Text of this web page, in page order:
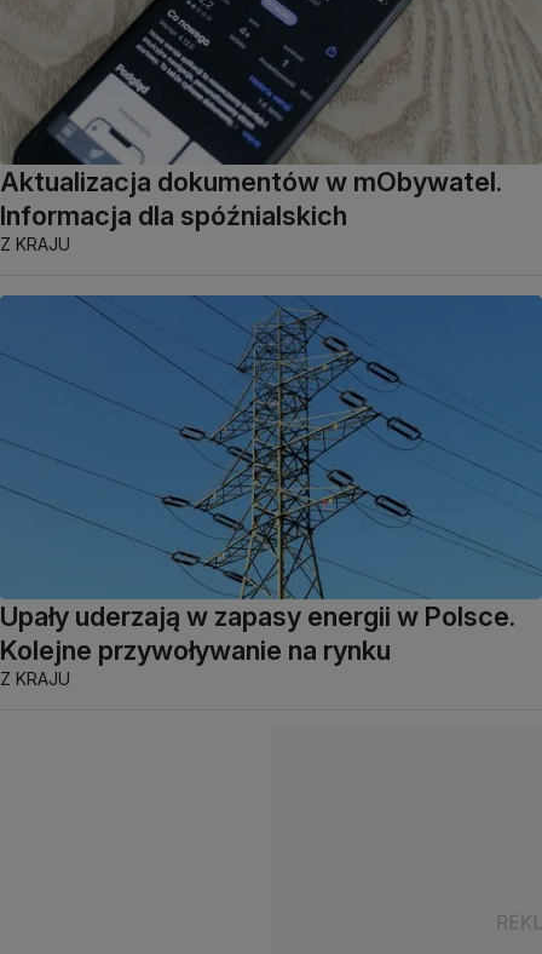
Aktualizacja dokumentów w mObywatel.
Informacja dla spóźnialskich
Z KRAJU
Upały uderzają w zapasy energii w Polsce.
Kolejne przywoływanie na rynku
Z KRAJU